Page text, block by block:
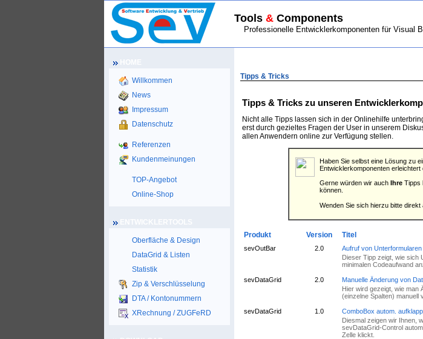
Tools & Components
Professionelle Entwicklerkomponenten für Visual
Willkommen
News
Impressum
Datenschutz
Referenzen
Kundenmeinungen
TOP-Angebot
Online-Shop
Oberfläche & Design
DataGrid & Listen
Statistik
Zip & Verschlüsselung
DTA / Kontonummern
XRechnung / ZUGFeRD
Tipps & Tricks
Tipps & Tricks zu unseren
Nicht alle Tipps lassen sich in der Onlinehilfe
erst durch gezieltes Fragen der User in unserem
allen Anwendern online zur Verfügung stellen.
Haben Sie selbst eine Lösung zu
Entwicklerkomponenten
Gerne würden wir auch IhreTipps
können.
Wenden Sie sich hierzu bitte direkt
Produkt Version Titel
sevOutBar 2.0 Aufruf von
Dieser Tipp zeigt, wie sich
minimalen Codeaufwand
sevDataGrid 2.0 Manuelle Änderung von
Hier wird gezeigt, wie man
(einzelne Spalten) manuell
sevDataGrid 1.0 ComboBox autom.
Diesmal zeigen wir Ihnen,
sevDataGrid-Control
Zelle klickt.